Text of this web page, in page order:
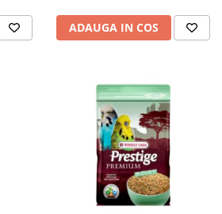
ADAUGA IN COS